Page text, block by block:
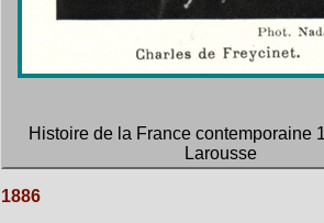
Histoire de la France contemporaine
Larousse
1886